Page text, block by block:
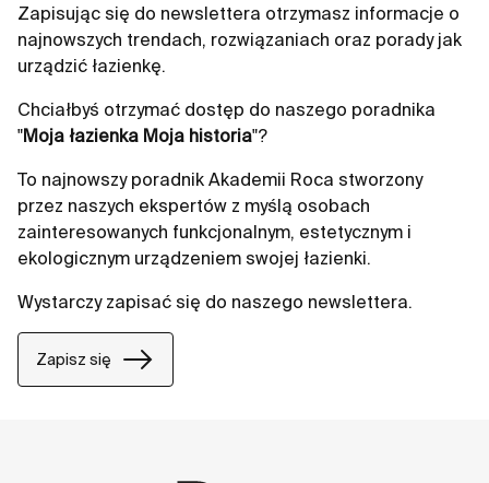
Zapisując się do newslettera otrzymasz informacje o
najnowszych trendach, rozwiązaniach oraz porady jak
urządzić łazienkę.
Chciałbyś otrzymać dostęp do naszego poradnika
"Moja łazienka Moja historia"?
To najnowszy poradnik Akademii Roca stworzony
przez naszych ekspertów z myślą osobach
zainteresowanych funkcjonalnym, estetycznym i
ekologicznym urządzeniem swojej łazienki.
Wystarczy zapisać się do naszego newslettera.
Zapisz się